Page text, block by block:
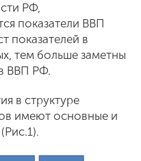
РФ,
показатели ВВП
показателей в
тем больше заметны
ВВП РФ.
в структуре
имеют основные и